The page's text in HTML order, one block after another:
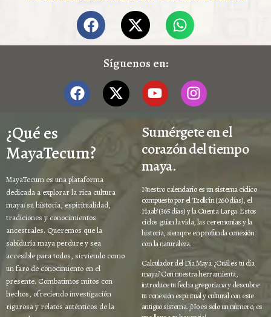
Síguenos en:
¿Qué es
MayaTecum?
MayaTecum es una plataforma
dedicada a explorar la rica cultura
maya: su historia, espiritualidad,
tradiciones y conocimientos
ancestrales. Queremos que la
sabiduría maya perdure y sea
accesible para todos, sirviendo como
un faro de conocimiento en el
presente. Combatimos mitos con
hechos, ofreciendo investigación
rigurosa y relatos auténticos de la
Sumérgete en el
corazón del tiempo
maya.
Nuestro calendario es un sistema cíclico
compuesto por el Tzolk’in (260 días), el
Haab’ (365 días) y la Cuenta Larga. Estos
ciclos guían la vida, las ceremonias y la
historia, siempre en profunda conexión
con la naturaleza.
Calculador del Día Maya: ¿Cuál es tu día
maya? Con nuestra herramienta,
introduce tu fecha gregoriana y descubre
tu conexión espiritual y cultural con este
antiguo sistema. ¡No es solo un número, es